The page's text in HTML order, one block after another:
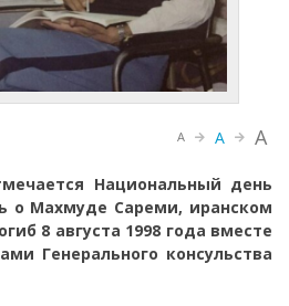
A A A
Национальный день
о Махмуде Сареми, иранском
8 августа 1998 года вместе
Генерального консульства